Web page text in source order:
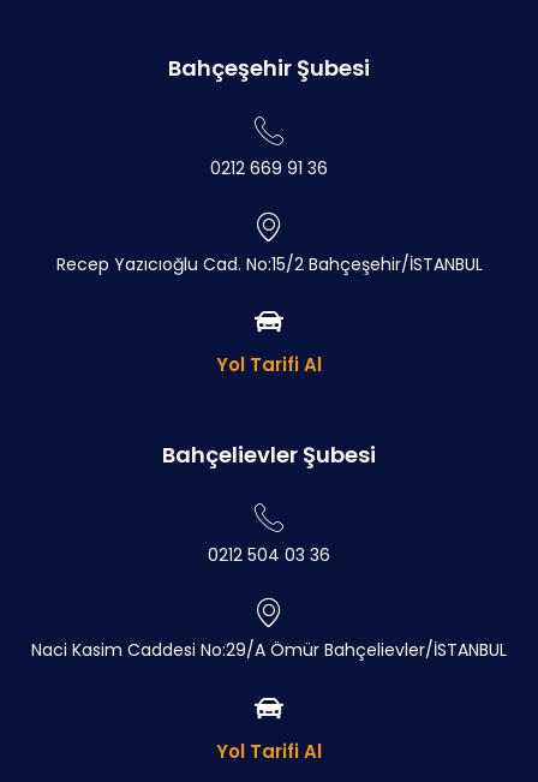
Bahçeşehir Şubesi
0212 669 91 36
Recep Yazıcıoğlu Cad. No:15/2 Bahçeşehir/İSTANBUL
Yol Tarifi Al
Bahçelievler Şubesi
0212 504 03 36
Naci Kasim Caddesi No:29/A Ömür Bahçelievler/İSTANBUL
Yol Tarifi Al